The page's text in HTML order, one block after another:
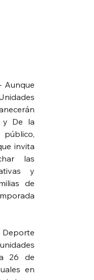
Aunque
y De la
invita
las
y
de
26 de
en